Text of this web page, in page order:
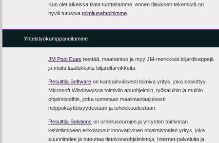
Kun olet aikeissa tilata tuotteitamme, ennen tilauksen tekemistä on
hyvä tutustuatoimitusehtoihimme
Yhteistyökumppaneitamme
JM Pool Cues teettää, maahantuo ja myy JM-merkkisiä biljardikeppejä
ja muita laadukkaita biljarditarvikkeita.
Resulttia Software on kansainvälisesti toimiva yritys, joka keskittyy
Microsoft Windowsissa toimiviin apuohjelmiin, työkaluihin ja muihin
ohjelmistoihin, jotka tunnetaan maailmanlaajuisesti
helppokäyttöisyydestään ja tehokkuudestaan.
Resulttia Solutions on urheiluseurojen ja yritysten toiminnan
kehittämiseen erikoistunut innovatiivinen ohjelmistoalan yritys, joka
suunnittelee ja toteuttaa tietokoneohjelmistoja, Internet-palveluita ja